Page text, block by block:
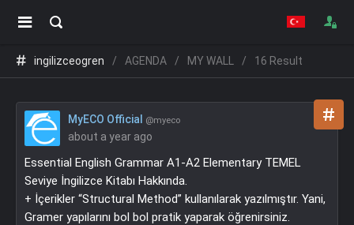
ingilizceogren AGENDA MY WALL 16 Result
MyECO Official @myeco
about a year ago
Essential English Grammar A1-A2 Elementary TEMEL
Seviye İngilizce Kitabı Hakkında.
+ İçerikler “Structural Method” kullanılarak yazılmıştır. Yani,
Gramer yapılarını bol bol pratik yaparak öğrenirsiniz.